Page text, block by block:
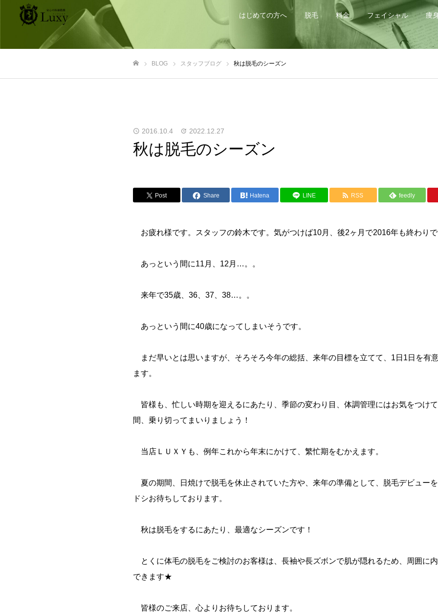
はじめての方へ 脱毛 料金 フェイシャル 痩
BLOG スタッフブログ 秋は脱毛のシーズン
2016.10.4 2022.12.27
秋は脱毛のシーズン
Post Share Hatena LINE RSS feedly
お疲れ様です。スタッフの鈴木です。気がつけば10月、後2ヶ月で2016年も終わり
あっという間に11月、12月…。。
来年で35歳、36、37、38…。。
あっという間に40歳になってしまいそうです。
まだ早いとは思いますが、そろそろ今年の総括、来年の目標を立てて、1日1日を有
ます。
皆様も、忙しい時期を迎えるにあたり、季節の変わり目、体調管理にはお気をつけ
間、乗り切ってまいりましょう！
当店ＬＵＸＹも、例年これから年末にかけて、繁忙期をむかえます。
夏の期間、日焼けで脱毛を休止されていた方や、来年の準備として、脱毛デビュー
ドシお待ちしております。
秋は脱毛をするにあたり、最適なシーズンです！
とくに体毛の脱毛をご検討のお客様は、長袖や長ズボンで肌が隠れるため、周囲に
できます★
皆様のご来店、心よりお待ちしております。